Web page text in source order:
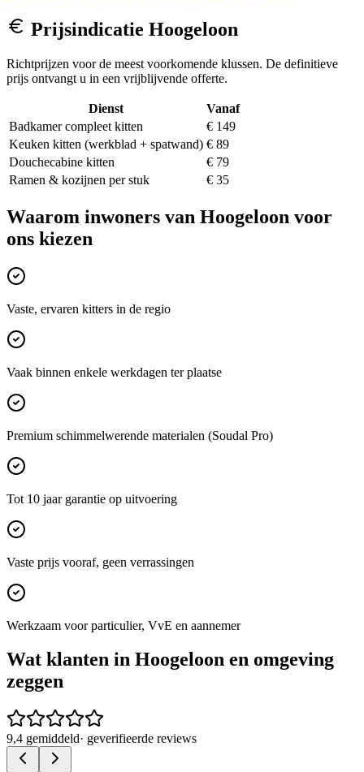
Prijsindicatie Hoogeloon
Richtprijzen voor de meest voorkomende klussen. De definitieve
prijs ontvangt u in een vrijblijvende offerte.
Dienst
Vanaf
Badkamer compleet kitten
€ 149
Keuken kitten (werkblad + spatwand) € 89
Douchecabine kitten
€ 79
Ramen & kozijnen per stuk
€ 35
Waarom inwoners van Hoogeloon voor
ons kiezen
Vaste, ervaren kitters in de regio
Vaak binnen enkele werkdagen ter plaatse
Premium schimmelwerende materialen (Soudal Pro)
Tot 10 jaar garantie op uitvoering
Vaste prijs vooraf, geen verrassingen
Werkzaam voor particulier, VvE en aannemer
Wat klanten in Hoogeloon en omgeving
zeggen
9,4 gemiddeld· geverifieerde reviews